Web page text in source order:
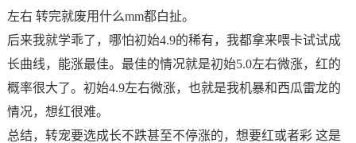
左右 转完就废用什么mm都白扯。
后来我就学乖了，哪怕初始4.9的稀有，我都拿来喂卡试试成
长曲线，能涨最佳。最佳的情况就是初始5.0左右微涨，红的
概率很大了。初始4.9左右微涨，也就是我机暴和西瓜雷龙的
情况，想红很难。
总结，转宠要选成长不跌甚至不停涨的，想要红或者彩 这是